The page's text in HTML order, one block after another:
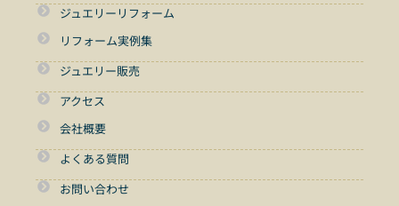
ジュエリーリフォーム
リフォーム実例集
ジュエリー販売
アクセス
会社概要
よくある質問
お問い合わせ